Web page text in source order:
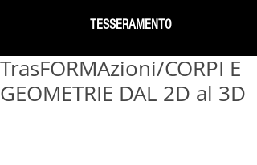
TESSERAMENTO
TrasFORMAzioni/CORPI E
GEOMETRIE DAL 2D al 3D